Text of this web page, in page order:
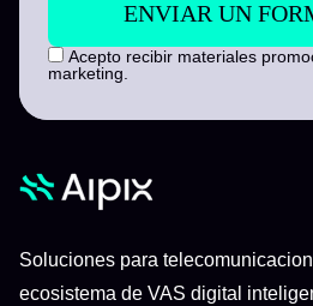
Acepto recibir materiales
marketing.
Soluciones para
ecosistema de VAS digital